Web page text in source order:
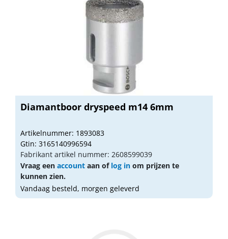
Diamantboor dryspeed m14 6mm
Artikelnummer: 1893083
Gtin: 3165140996594
Fabrikant artikel nummer: 2608599039
Vraag een account aan of log in om prijzen te
kunnen zien.
Vandaag besteld, morgen geleverd